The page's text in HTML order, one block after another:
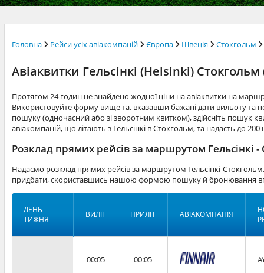
Головна Рейси усіх авіакомпаній Європа Швеція Стокгольм
Авіаквитки Гельсінкі (Helsinki)
Протягом 24 годин не знайдено жодної ціни на авіаквитки на
Використовуйте форму вище та, вказавши бажані дати вильоту та
пошуку (одночасний або зі зворотним квитком), здійсніть пошук
авіакомпаній, що літають з Гельсінкі в Стокгольм, та надасть до
Розклад прямих рейсів за маршрутом Гельсінкі -
Надаємо розклад прямих рейсів за маршрутом Гельсінкі-
придбати, скориставшись нашою формою пошуку й бронювання
ДЕНЬ
ТИЖНЯ
ВИЛІТ ПРИЛІТ АВІАКОМПАНІЯ
00:05 00:05